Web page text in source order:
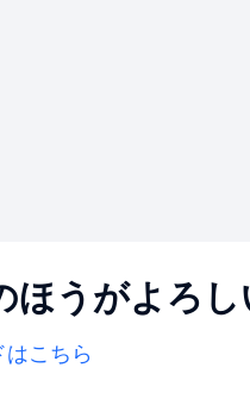
ほうがよろし
はこちら